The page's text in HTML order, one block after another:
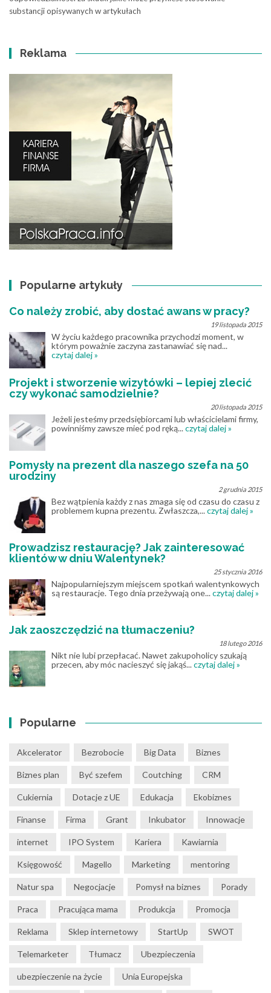
substancji opisywanych w artykułach
Reklama
Popularne artykuły
Co należy zrobić, aby dostać awans w pracy?
19 listopada 2015
W życiu każdego pracownika przychodzi moment, w
którym poważnie zaczyna zastanawiać się nad...
czytaj dalej »
Projekt i stworzenie wizytówki – lepiej zlecić
czy wykonać samodzielnie?
20 listopada 2015
Jeżeli jesteśmy przedsiębiorcami lub właścicielami firmy,
powinniśmy zawsze mieć pod ręką...czytaj dalej »
Pomysły na prezent dla naszego szefa na 50
urodziny
2 grudnia 2015
Bez wątpienia każdy z nas zmaga się od czasu do czasu z
problemem kupna prezentu. Zwłaszcza,...czytaj dalej »
Prowadzisz restaurację? Jak zainteresować
klientów w dniu Walentynek?
25 stycznia 2016
Najpopularniejszym miejscem spotkań walentynkowych
są restauracje. Tego dnia przeżywają one...czytaj dalej »
Jak zaoszczędzić na tłumaczeniu?
18 lutego 2016
Nikt nie lubi przepłacać. Nawet zakupoholicy szukają
przecen, aby móc nacieszyć się jakąś...czytaj dalej »
Popularne
Akcelerator Bezrobocie Big Data Biznes
Biznes plan Być szefem Coutching CRM
Cukiernia Dotacje z UE Edukacja Ekobiznes
Finanse Firma Grant Inkubator Innowacje
internet IPO System Kariera Kawiarnia
Księgowość Magello Marketing mentoring
Natur spa Negocjacje Pomysł na biznes Porady
Praca Pracująca mama Produkcja Promocja
Reklama Sklep internetowy StartUp SWOT
Telemarketer Tłumacz Ubezpieczenia
ubezpieczenie na życie Unia Europejska